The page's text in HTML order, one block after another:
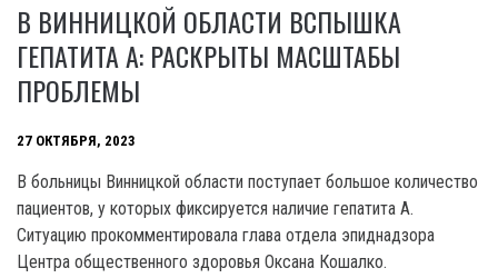
В ВИННИЦКОЙ ОБЛАСТИ ВСПЫШКА
ГЕПАТИТА А: РАСКРЫТЫ МАСШТАБЫ
ПРОБЛЕМЫ
27 ОКТЯБРЯ, 2023
B больницы Винницкой области поступает большое количество
пациентов, у которых фиксируется наличие гепатита A.
Ситуацию прокомментировала глава отдела эпиднадзора
Центра общественного здоровья Оксана Кошалко.